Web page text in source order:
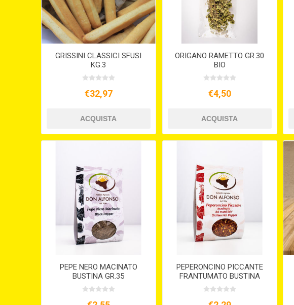
GRISSINI CLASSICI SFUSI
KG.3
€32,97
ORIGANO RAMETTO GR.30
BIO
€4,50
PEPE NERO MACINATO
BUSTINA GR.35
PEPERONCINO PICCANTE
FRANTUMATO BUSTINA
GR.35